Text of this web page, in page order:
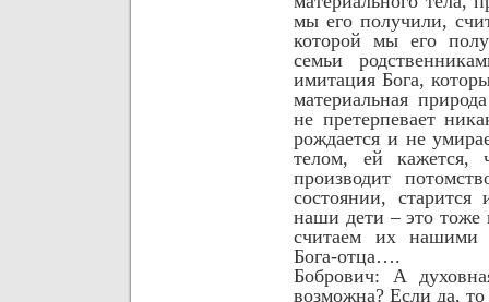
мы его получили,
которой мы его
семьи
имитация Бога,
материальная
не претерпевает
рождается и не
телом, ей кажется,
производит
состоянии,
наши дети – это
считаем их нашими
Бога-отца….
Бобрович:
А
возможна? Если да,